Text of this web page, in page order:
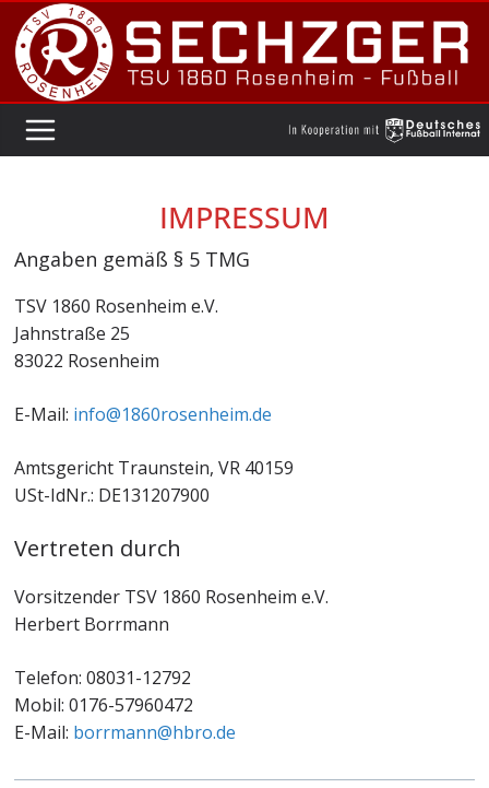
Zum
Inhalt
springen
IMPRESSUM
Angaben gemäß § 5 TMG
TSV 1860 Rosenheim e.V.
Jahnstraße 25
83022 Rosenheim
E-Mail: info@1860rosenheim.de
Amtsgericht Traunstein, VR 40159
USt-IdNr.: DE131207900
Vertreten durch
Vorsitzender TSV 1860 Rosenheim e.V.
Herbert Borrmann
Telefon: 08031-12792
Mobil: 0176-57960472
E-Mail: borrmann@hbro.de